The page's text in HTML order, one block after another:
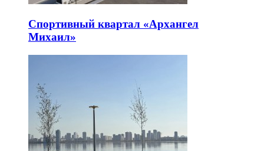
Спортивный квартал «Архангел
Михаил»